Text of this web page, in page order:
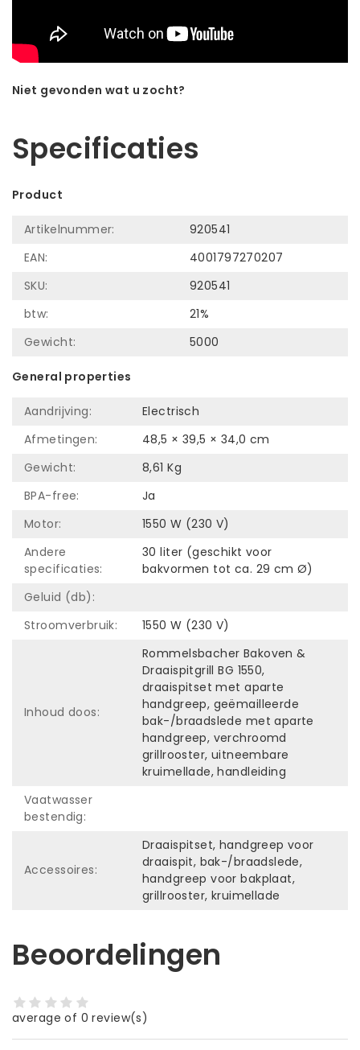
Niet gevonden wat u zocht?
Specificaties
Product
Artikelnummer:
920541
EAN:
4001797270207
SKU:
920541
btw:
21%
Gewicht:
5000
General properties
Aandrijving:
Electrisch
Afmetingen:
48,5 × 39,5 × 34,0 cm
Gewicht:
8,61 Kg
BPA-free:
Ja
Motor:
1550 W (230 V)
Andere
specificaties:
30 liter (geschikt voor
bakvormen tot ca. 29 cm Ø)
Geluid (db):
Stroomverbruik:
1550 W (230 V)
Inhoud doos:
Rommelsbacher Bakoven &
Draaispitgrill BG 1550,
draaispitset met aparte
handgreep, geëmailleerde
bak-/braadslede met aparte
handgreep, verchroomd
grillrooster, uitneembare
kruimellade, handleiding
Vaatwasser
bestendig:
Accessoires:
Draaispitset, handgreep voor
draaispit, bak-/braadslede,
handgreep voor bakplaat,
grillrooster, kruimellade
Beoordelingen
average of 0 review(s)